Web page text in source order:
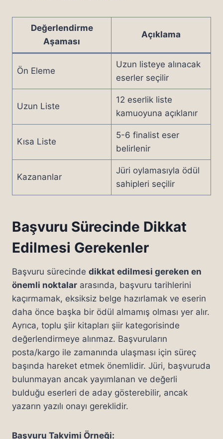
Değerlendirme
Aşaması
Açıklama
Ön Eleme
Uzun listeye alınacak
eserler seçilir
Uzun Liste
12 eserlik liste
kamuoyuna açıklanır
Kısa Liste
5-6 finalist eser
belirlenir
Kazananlar
Jüri oylamasıyla ödül
sahipleri seçilir
Başvuru Sürecinde Dikkat
Edilmesi Gerekenler
Başvuru sürecinde dikkat edilmesi gereken en
önemli noktalar arasında, başvuru tarihlerini
kaçırmamak, eksiksiz belge hazırlamak ve eserin
daha önce başka bir ödül almamış olması yer alır.
Ayrıca, toplu şiir kitapları şiir kategorisinde
değerlendirmeye alınmaz. Başvuruların
posta/kargo ile zamanında ulaşması için süreç
başında hareket etmek önemlidir. Jüri, başvuruda
bulunmayan ancak yayımlanan ve değerli
bulduğu eserleri de aday gösterebilir, ancak
yazarın yazılı onayı gereklidir.
Başvuru Takvimi Örneği: